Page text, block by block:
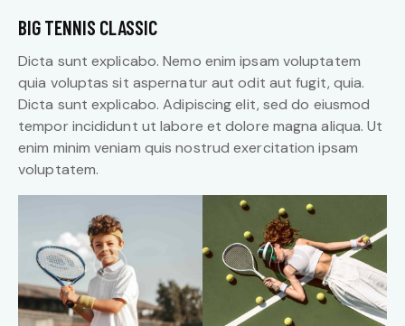
BIG TENNIS CLASSIC
Dicta sunt explicabo. Nemo enim ipsam voluptatem
quia voluptas sit aspernatur aut odit aut fugit, quia.
Dicta sunt explicabo. Adipiscing elit, sed do eiusmod
tempor incididunt ut labore et dolore magna aliqua. Ut
enim minim veniam quis nostrud exercitation ipsam
voluptatem.